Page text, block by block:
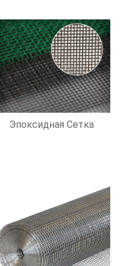
Эпоксидная Сетка